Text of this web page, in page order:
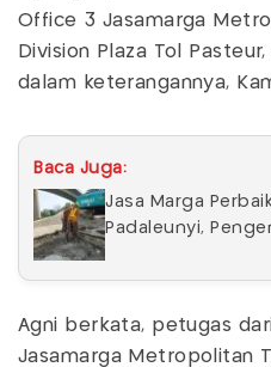
Office 3 Jasamarga
Division Plaza Tol
dalam keterangannya,
Baca Juga:
Jasa Marga
Padaleunyi,
Agni berkata, petugas
Jasamarga Metropolitan